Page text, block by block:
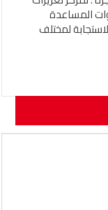
المساعدة
لمختلف